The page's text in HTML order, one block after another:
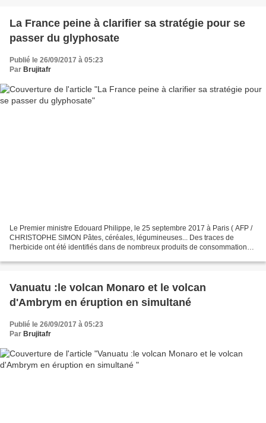
La France peine à clarifier sa stratégie pour se
passer du glyphosate
Publié le 26/09/2017 à 05:23
Par Brujitafr
Le Premier ministre Edouard Philippe, le 25 septembre 2017 à Paris ( AFP /
CHRISTOPHE SIMON Pâtes, céréales, légumineuses... Des traces de
l'herbicide ont été identifiés dans de nombreux produits de consommation
Vanuatu :le volcan Monaro et le volcan
d'Ambrym en éruption en simultané
Publié le 26/09/2017 à 05:23
Par Brujitafr